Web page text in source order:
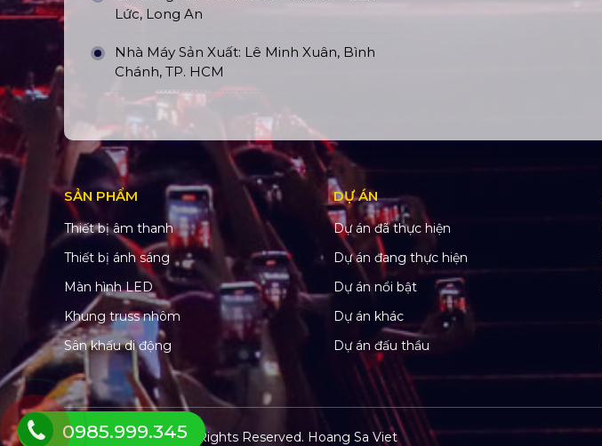
Lức, Long An
Nhà Máy Sản Xuất: Lê Minh Xuân, Bình
Chánh, TP. HCM
SẢN PHẨM
Thiết bị âm thanh
Thiết bị ánh sáng
Màn hình LED
Khung truss nhôm
Sân khấu di động
DỰ ÁN
Dự án đã thực hiện
Dự án đang thực hiện
Dự án nổi bật
Dự án khác
Dự án đấu thầu
© Copyright 2022. All Rights Reserved. Hoang Sa Viet
0985.999.345